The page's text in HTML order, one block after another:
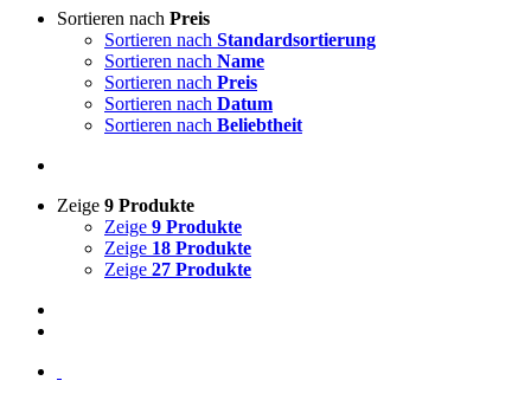
Sortieren nach Preis
Sortieren nach Standardsortierung
Sortieren nach Name
Sortieren nach Preis
Sortieren nach Datum
Sortieren nach Beliebtheit
Zeige 9 Produkte
Zeige 9 Produkte
Zeige 18 Produkte
Zeige 27 Produkte